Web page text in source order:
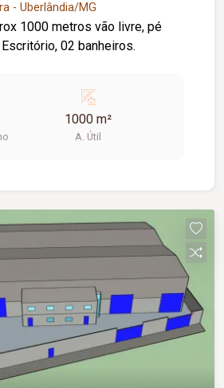
- Uberlândia/MG
1000 metros vão livre, pé
02 banheiros.
1000 m²
A. Útil